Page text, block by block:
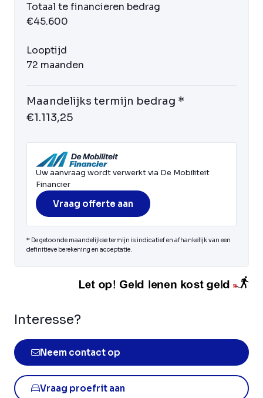
Totaal te financieren bedrag
€45.600
Looptijd
72 maanden
Maandelijks termijn bedrag *
€1.113,25
Uw aanvraag wordt verwerkt via De Mobiliteit
Financier
Vraag offerte aan
* De getoonde maandelijkse termijn is indicatief en afhankelijk van een
definitieve berekening en acceptatie.
Interesse?
Neem contact op
Vraag proefrit aan